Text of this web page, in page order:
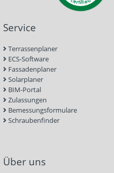
Service
Terrassenplaner
ECS-Software
Fassadenplaner
Solarplaner
BIM-Portal
Zulassungen
Bemessungsformulare
Schraubenfinder
Über uns